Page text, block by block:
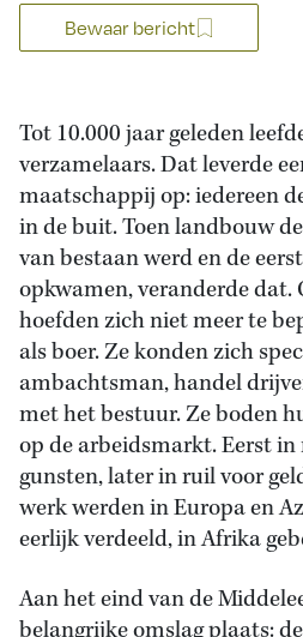
Bewaar bericht
Tot 10.000 jaar geleden
verzamelaars. Dat leverde
maatschappij op: iedereen
in de buit. Toen landbouw
van bestaan werd en de
opkwamen, veranderde dat.
hoefden zich niet meer te
als boer. Ze konden zich
ambachtsman, handel
met het bestuur. Ze boden
op de arbeidsmarkt. Eerst
gunsten, later in ruil voor
werk werden in Europa en
eerlijk verdeeld, in Afrika
Aan het eind van de